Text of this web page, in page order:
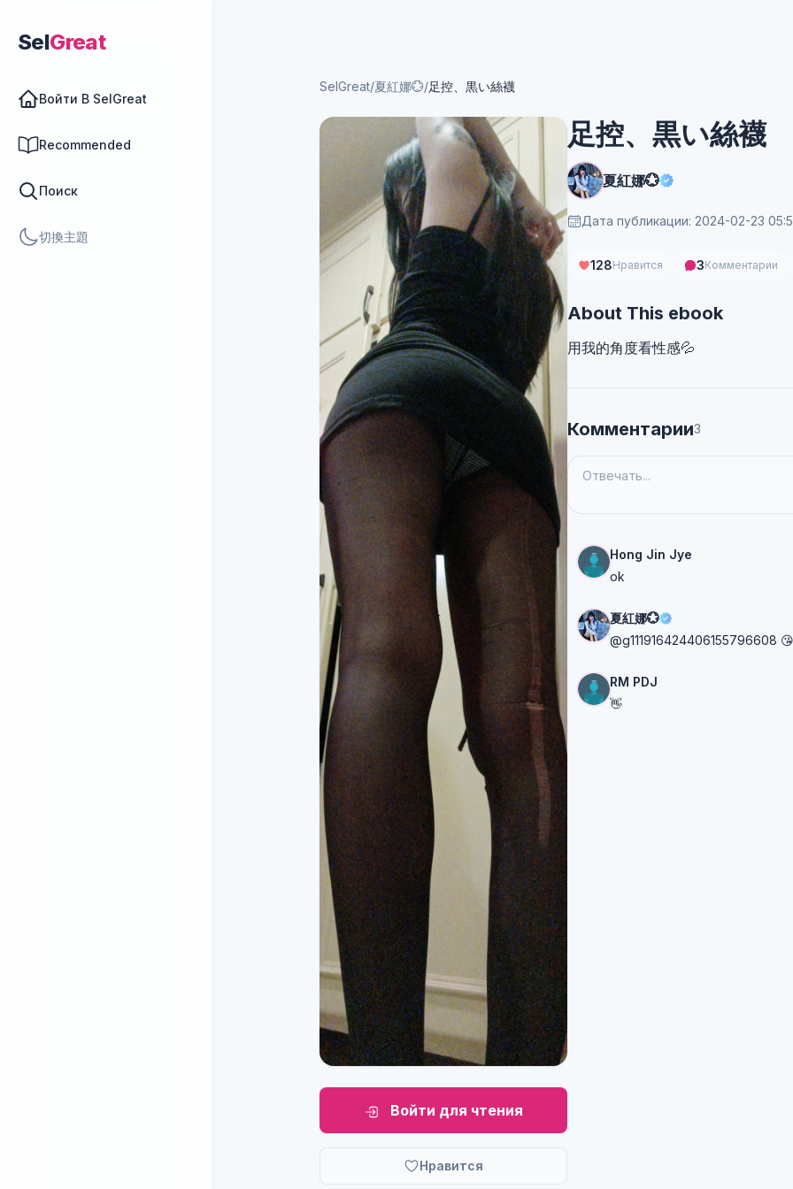
SelGreat
Войти В SelGreat
Recommended
Поиск
切換主題
SelGreat/夏紅娜💮/足控、黒い絲襪
Войти для чтения
Нравится
足控、黒い絲襪
夏紅娜💮
Дата публикации: 2024-02-23
128Нравится 3Комментарии
About This ebook
用我的角度看性感💦
Комментарии3
Hong Jin Jye
ok
夏紅娜💮
@g111916424406155796608 😘
RM PDJ
👋